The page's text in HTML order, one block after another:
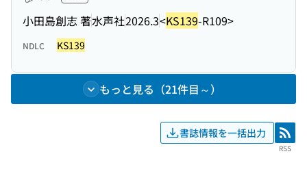
小田島創志 著水声社2026.3<KS139-R109>
NDLC KS139
もっと見る（21件目～）
書誌情報を一括出力 RSS
RSS